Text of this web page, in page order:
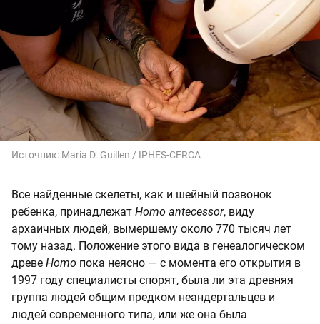
Источник: Maria D. Guillen / IPHES-CERCA
Все найденные скелеты, как и шейный позвонок
ребенка, принадлежат Homo antecessor, виду
архаичных людей, вымершему около 770 тысяч лет
тому назад. Положение этого вида в генеалогическом
древе Homo пока неясно — с момента его открытия в
1997 году специалисты спорят, была ли эта древняя
группа людей общим предком неандертальцев и
людей современного типа, или же она была